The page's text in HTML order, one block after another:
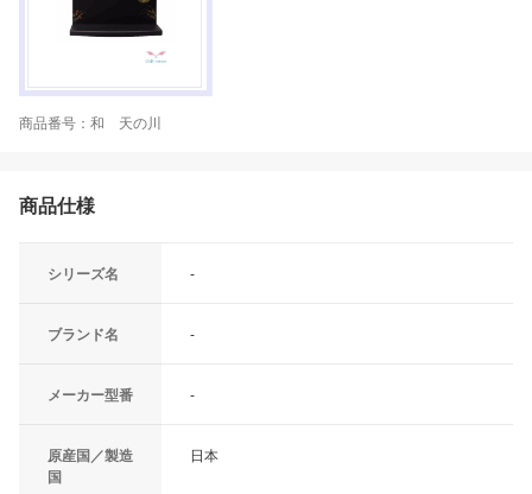
商品番号：和 天の川
商品仕様
シリーズ名 -
ブランド名 -
メーカー型番 -
原産国／製造
国
日本